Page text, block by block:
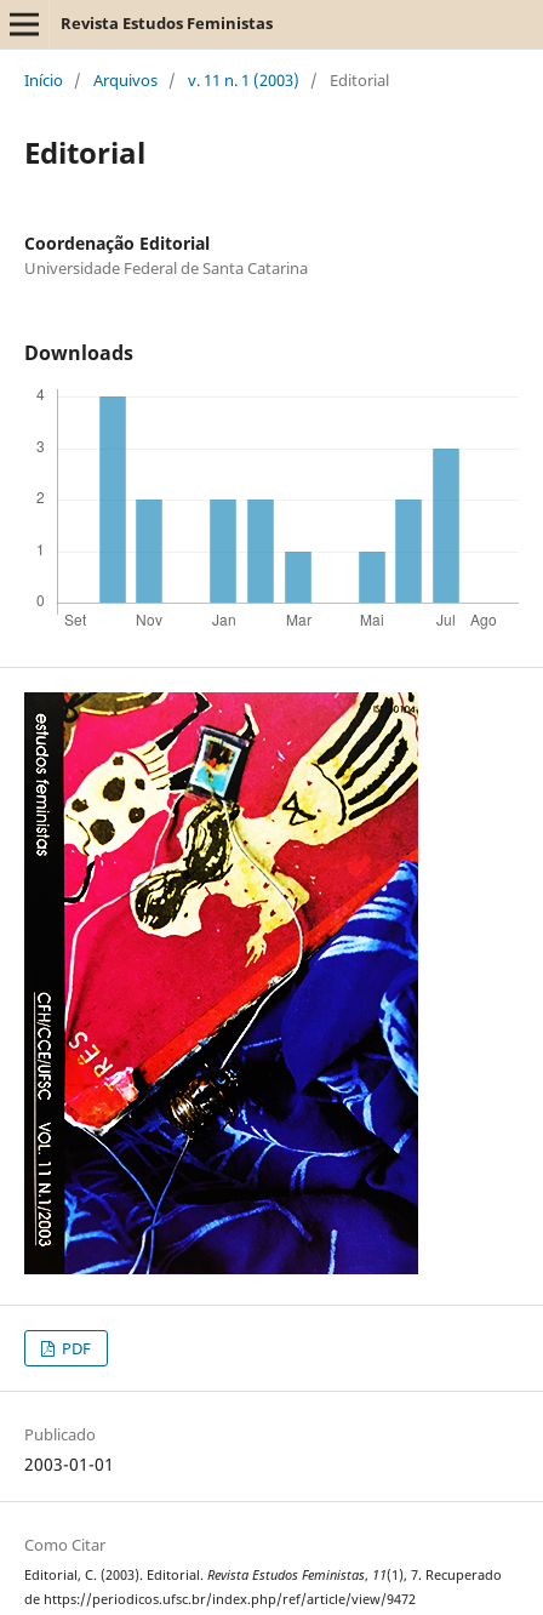
Revista Estudos Feministas
Início / Arquivos / v. 11 n. 1 (2003) / Editorial
Editorial
Coordenação Editorial
Universidade Federal de Santa Catarina
Downloads
PDF
Publicado
2003-01-01
Como Citar
Editorial, C. (2003). Editorial. Revista Estudos Feministas, 11(1), 7. Recuperado
de https://periodicos.ufsc.br/index.php/ref/article/view/9472